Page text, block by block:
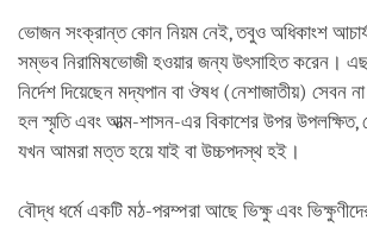
ভোজন সংক্রান্ত কোন নিয়ম নেই, তবুও অধিকাংশ
সম্ভব নিরামিষভোজী হওয়ার জন্য উৎসাহিত করেন।
নির্দেশ দিয়েছেন মদ্যপান বা ঔষধ (নেশাজাতীয়) সেবন
হল স্মৃতি এবং আত্ম-শাসন-এর বিকাশের উপর উপলক্ষিত,
যখন আমরা মত্ত হয়ে যাই বা উচ্চপদস্থ হই।
বৌদ্ধ ধর্মে একটি মঠ-পরম্পরা আছে ভিক্ষু এবং ভিক্ষুণীদের